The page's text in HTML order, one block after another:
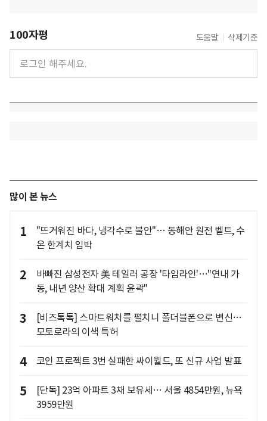
100자평 도움말 삭제기준
많이 본 뉴스
1
"뜨거워진 바다, 냉각수로 불안"… 동해안 원전 벨트, 수
온 한계치 임박
2
바빠진 삼성전자 美 테일러 공장 '타임라인'…"연내 가
동, 내년 양산 확대 계획 윤곽"
3
[비즈톡톡] 스마트워치를 펼치니 폴더블폰으로 변신…
모토로라의 이색 특허
4 코인 프로젝트 3번 실패한 싸이월드, 또 신규 사업 발표
5
[단독] 23억 아파트 3채 보유세… 서울 4854만원, 뉴욕
3959만원